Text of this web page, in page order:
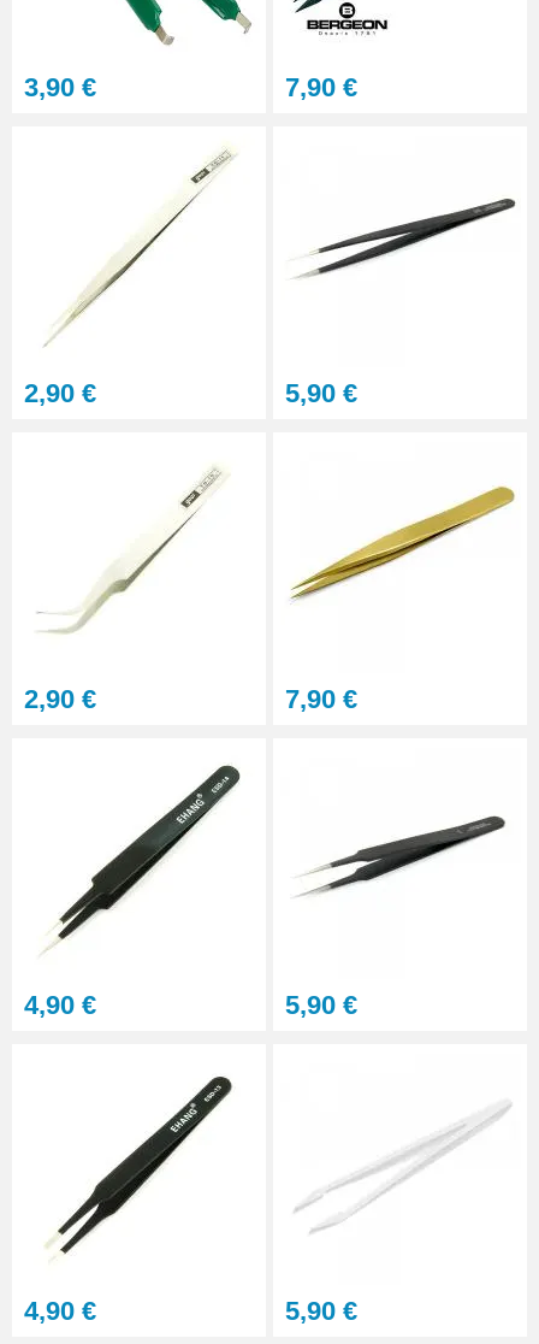
3,90 € 7,90 €
2,90 € 5,90 €
2,90 € 7,90 €
4,90 € 5,90 €
4,90 € 5,90 €